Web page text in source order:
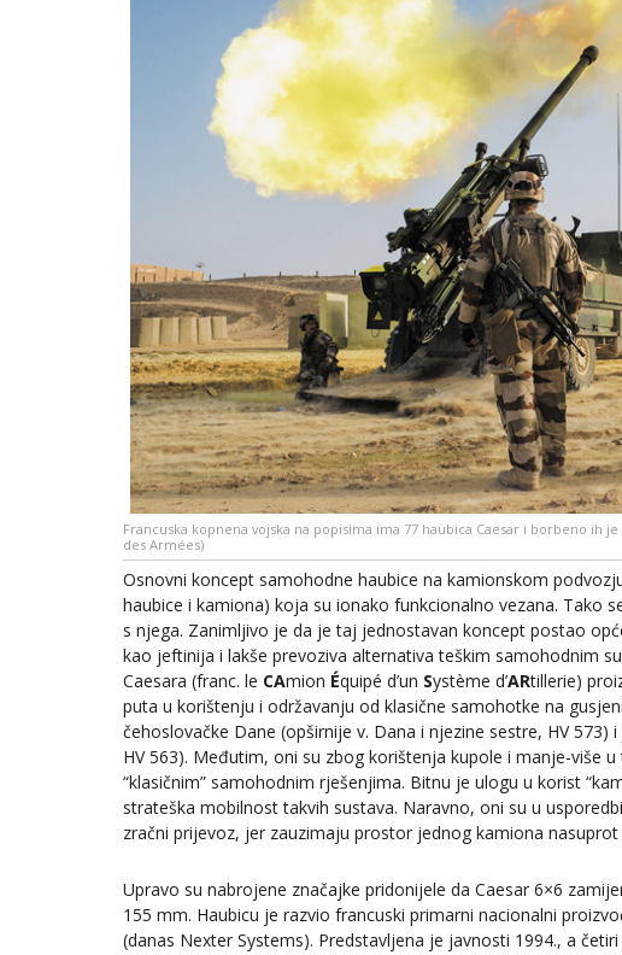
Francuska kopnena vojska na popisima ima 77 haubica Caesar i borbeno ih
des Armées)
Osnovni koncept samohodne haubice na kamionskom
haubice i kamiona) koja su ionako funkcionalno vezana. Tako
s njega. Zanimljivo je da je taj jednostavan koncept postao
kao jeftinija i lakše prevoziva alternativa teškim samohodnim
Caesara (franc. le CAmion Équipé d’un Système d’ARtillerie)
puta u korištenju i održavanju od klasične samohotke na
čehoslovačke Dane (opširnije v. Dana i njezine sestre, HV
HV 563). Međutim, oni su zbog korištenja kupole i manje-više
“klasičnim” samohodnim rješenjima. Bitnu je ulogu u korist
strateška mobilnost takvih sustava. Naravno, oni su u
zračni prijevoz, jer zauzimaju prostor jednog kamiona
Upravo su nabrojene značajke pridonijele da Caesar 6×6
155 mm. Haubicu je razvio francuski primarni nacionalni
(danas Nexter Systems). Predstavljena je javnosti 1994., a